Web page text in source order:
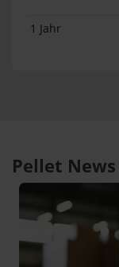
1 Jahr
Pellet